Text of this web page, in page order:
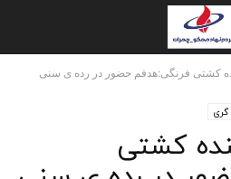
کشتی فرنگی:هدفم حضور در رده ی سنی
گری
کشتی